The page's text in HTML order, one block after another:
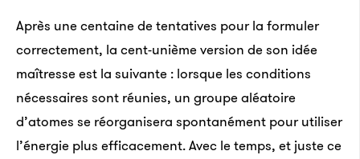
Après une centaine de tentatives pour la formuler
correctement, la cent-unième version de son idée
maîtresse est la suivante : lorsque les conditions
nécessaires sont réunies, un groupe aléatoire
d’atomes se réorganisera spontanément pour utiliser
l’énergie plus efficacement. Avec le temps, et juste ce